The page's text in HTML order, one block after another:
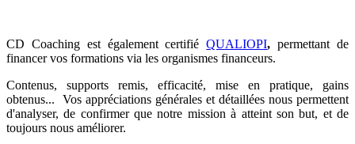
CD Coaching est également certifiéQUALIOPI, permettant de
financer vos formations via les organismes financeurs.
Contenus, supports remis, efficacité, mise en pratique, gains
obtenus... Vos appréciations générales et détaillées nous permettent
d'analyser, de confirmer que notre mission à atteint son but, et de
toujours nous améliorer.